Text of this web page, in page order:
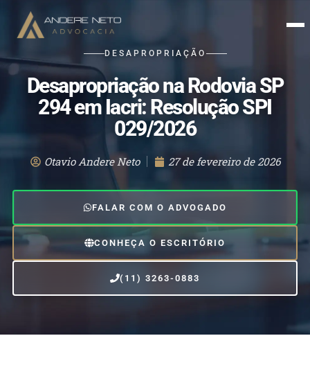
DESAPROPRIAÇÃO
Desapropriação na Rodovia SP
294 em Iacri: Resolução SPI
029/2026
Otavio Andere Neto 27 de fevereiro de 2026
FALAR COM O ADVOGADO
CONHEÇA O ESCRITÓRIO
(11) 3263-0883